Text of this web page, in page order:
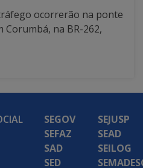
ocorrerão na ponte
na BR-262,
SEGOV
SEFAZ
SAD
SED
SEJUSP
SEAD
SEILOG